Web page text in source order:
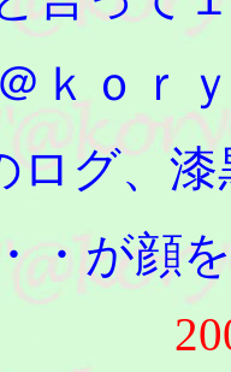
ｋｏｒ
ログ、
・が顔